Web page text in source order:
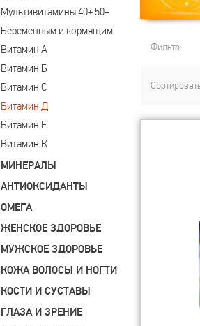
Мультивитамины 40+ 50+
Беременным и кормящим
Витамин А
Витамин Б
Витамин С
Витамин Д
Витамин Е
Витамин К
МИНЕРАЛЫ
АНТИОКСИДАНТЫ
ОМЕГА
ЖЕНСКОЕ ЗДОРОВЬЕ
МУЖСКОЕ ЗДОРОВЬЕ
КОЖА ВОЛОСЫ И НОГТИ
КОСТИ И СУСТАВЫ
ГЛАЗА И ЗРЕНИЕ
Фильтр: